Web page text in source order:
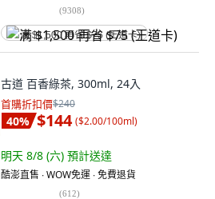
(9308)
满 $1,500 再省 $75 (王道卡)
古道 百香綠茶, 300ml, 24入
首購折扣價$240
40% $144 ($2.00/100ml)
明天 8/8 (六) 預計送達
酷澎直售 ∙ WOW免運 ∙ 免費退貨
(612)